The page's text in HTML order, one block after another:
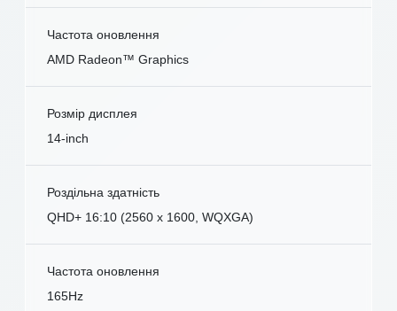
Частота оновлення
AMD Radeon™ Graphics
Розмір дисплея
14-inch
Роздільна здатність
QHD+ 16:10 (2560 x 1600, WQXGA)
Частота оновлення
165Hz